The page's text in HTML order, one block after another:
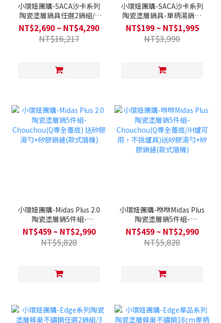
小環妞團購-SACA沙卡系列
陶瓷塗層鍋具任選2鍋組/3
鍋/4鍋全套 (Q導全覆底/不
挑爐具，瓦斯爐電磁爐可用)
送矽膠配件三件組
NT$2,690 ~ NT$4,290
NT$16,217
小環妞團購-SACA沙卡系列
陶瓷塗層鍋具-單柄湯鍋20
公分 / 雙耳湯鍋24公分 / 炒
鍋24公分(無鍋蓋) / 炒鍋30
公分 (Q導全覆底/不挑爐
NT$199 ~ NT$1,995
NT$3,990
小環妞團購-Midas Plus 2.0
陶瓷塗層鍋5件組-
Chouchou(Q導全覆底) 送
矽膠湯勺+矽膠鍋鏟(款式隨
機)
NT$459 ~ NT$2,990
NT$5,828
小環妞團購-咻咻Midas Plus
陶瓷塗層鍋5件組-
Chouchou(Q導全覆底/IH爐
可用，不挑爐具)送矽膠湯勺
+矽膠鍋鏟(款式隨機)
NT$459 ~ NT$2,990
NT$5,828